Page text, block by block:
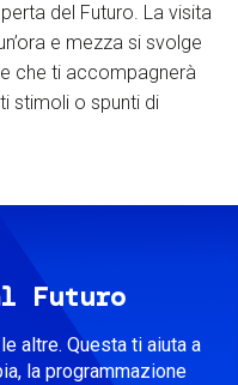
del Futuro. La visita
e mezza si svolge
che ti accompagnerà
stimoli o spunti di
Futuro
altre. Questa ti aiuta a
la programmazione